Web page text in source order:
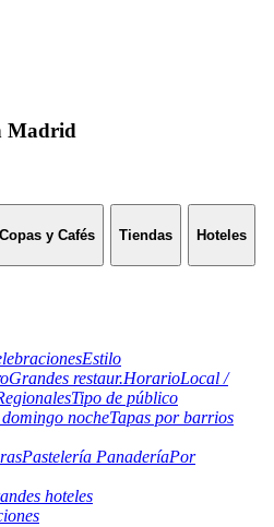
Madrid
Copas y Cafés Tiendas Hoteles
Estilo
Grandes restaur.HorarioLocal /
Tipo de público
nocheTapas por barrios
Pastelería PanaderíaPor
hoteles